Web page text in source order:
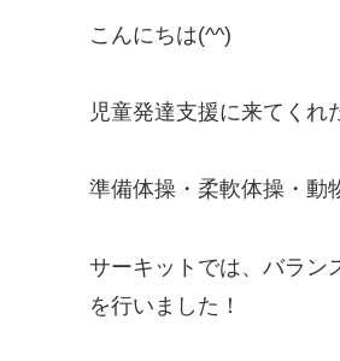
こんにちは(^^)
児童発達支援に来てくれ
準備体操・柔軟体操・動
サーキットでは、バラン
を行いました！